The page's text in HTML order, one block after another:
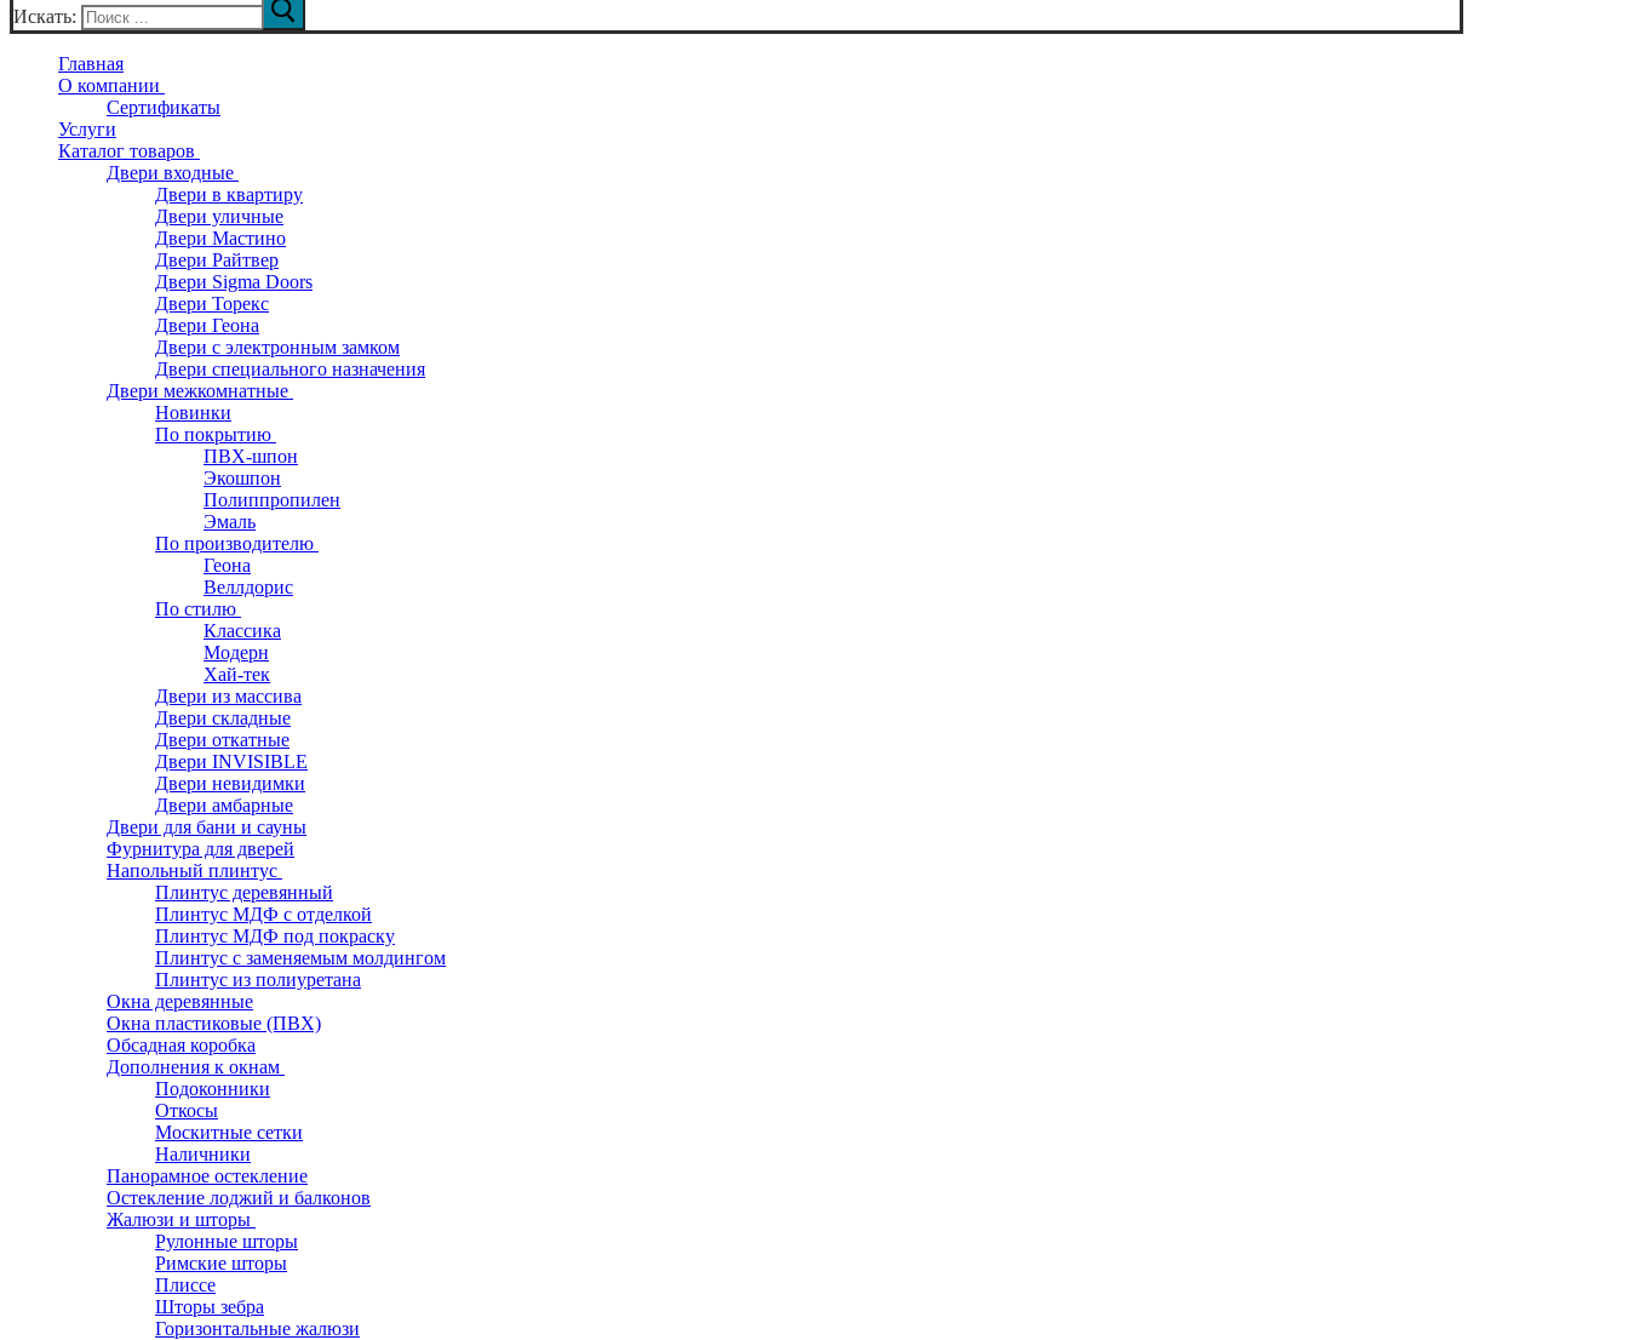
Искать:
Главная
О компании
Сертификаты
Услуги
Каталог товаров
Двери входные
Двери в квартиру
Двери уличные
Двери Мастино
Двери Райтвер
Двери Sigma Doors
Двери Торекс
Двери Геона
Двери с электронным замком
Двери специального назначения
Двери межкомнатные
Новинки
По покрытию
ПВХ-шпон
Экошпон
Полиппропилен
Эмаль
По производителю
Геона
Веллдорис
По стилю
Классика
Модерн
Хай-тек
Двери из массива
Двери складные
Двери откатные
Двери INVISIBLE
Двери невидимки
Двери амбарные
Двери для бани и сауны
Фурнитура для дверей
Напольный плинтус
Плинтус деревянный
Плинтус МДФ с отделкой
Плинтус МДФ под покраску
Плинтус с заменяемым молдингом
Плинтус из полиуретана
Окна деревянные
Окна пластиковые (ПВХ)
Обсадная коробка
Дополнения к окнам
Подоконники
Откосы
Москитные сетки
Наличники
Панорамное остекление
Остекление лоджий и балконов
Жалюзи и шторы
Рулонные шторы
Римские шторы
Плиссе
Шторы зебра
Горизонтальные жалюзи